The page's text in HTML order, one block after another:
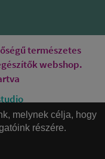
természetes
webshop.
melynek célja, hogy
részére.